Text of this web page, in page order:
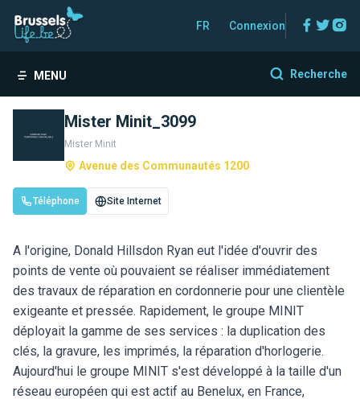
FR Connexion
MENU Recherche
Mister Minit_3099
Mister Minit
Avenue des Communautés 1200
Téléphone Site Internet
A l'origine, Donald Hillsdon Ryan eut l'idée d'ouvrir des
points de vente où pouvaient se réaliser immédiatement
des travaux de réparation en cordonnerie pour une clientèle
exigeante et pressée. Rapidement, le groupe MINIT
déployait la gamme de ses services : la duplication des
clés, la gravure, les imprimés, la réparation d'horlogerie.
Aujourd'hui le groupe MINIT s'est développé à la taille d'un
réseau européen qui est actif au Benelux, en France,